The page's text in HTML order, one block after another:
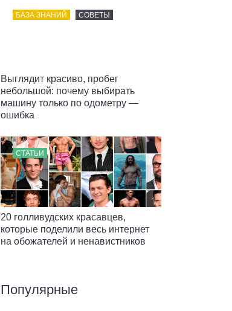
БАЗА ЗНАНИЙ СОВЕТЫ
Выглядит красиво, пробег
небольшой: почему выбирать
машину только по одометру —
ошибка
СТАТЬИ
20 голливудских красавцев,
которые поделили весь интернет
на обожателей и ненавистников
Популярные